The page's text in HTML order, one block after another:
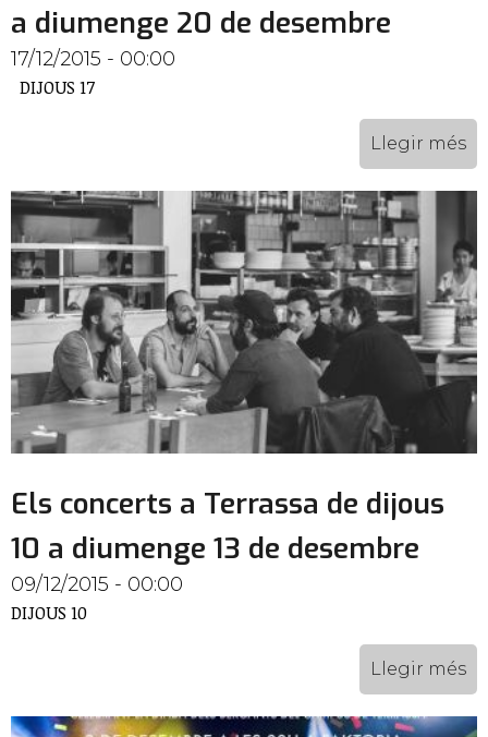
a diumenge 20 de desembre
17/12/2015 - 00:00
DIJOUS 17
Llegir més
Els concerts a Terrassa de dijous
10 a diumenge 13 de desembre
09/12/2015 - 00:00
DIJOUS 10
Llegir més